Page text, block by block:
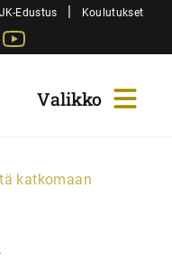
Edustus | Koulutukset
katkomaan